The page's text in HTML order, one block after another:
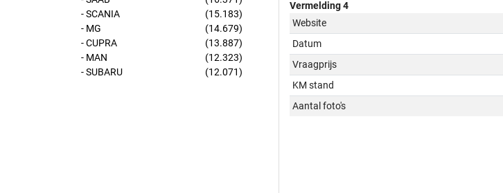
- SCANIA
(15.183)
- MG
(14.679)
- CUPRA
(13.887)
- MAN
(12.323)
- SUBARU
(12.071)
Vermelding 4
Website
Datum
Vraagprijs
KM stand
Aantal foto's